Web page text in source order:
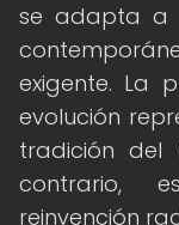
se adapta a
exigente. La
evolución
tradición del
contrario,
reinvención